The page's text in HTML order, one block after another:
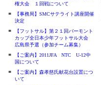
権大会 １回戦について
■
【事務局】SMCサテライト講座開催
決定
■
【フットサル】第２１回バーモント
カップ全日本少年フットサル大会
広島県予選（参加チーム募集）
■
【ご案内】2011JFA NTC U-12中
国について
■
【ご案内】森孝慈氏献花台設置につ
いて